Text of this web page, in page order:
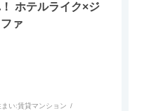
ホテルライク×ジ
ァ
まい:賃貸マンション